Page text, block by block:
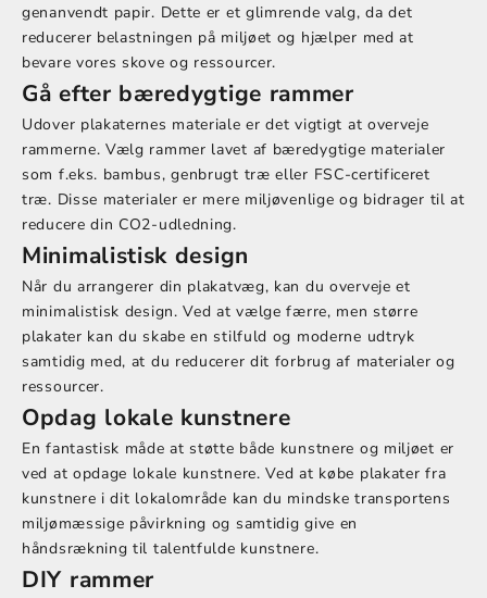
genanvendt papir. Dette er et glimrende valg, da det
reducerer belastningen på miljøet og hjælper med at
bevare vores skove og ressourcer.
Gå efter bæredygtige rammer
Udover plakaternes materiale er det vigtigt at overveje
rammerne. Vælg rammer lavet af bæredygtige materialer
som f.eks. bambus, genbrugt træ eller FSC-certificeret
træ. Disse materialer er mere miljøvenlige og bidrager til at
reducere din CO2-udledning.
Minimalistisk design
Når du arrangerer din plakatvæg, kan du overveje et
minimalistisk design. Ved at vælge færre, men større
plakater kan du skabe en stilfuld og moderne udtryk
samtidig med, at du reducerer dit forbrug af materialer og
ressourcer.
Opdag lokale kunstnere
En fantastisk måde at støtte både kunstnere og miljøet er
ved at opdage lokale kunstnere. Ved at købe plakater fra
kunstnere i dit lokalområde kan du mindske transportens
miljømæssige påvirkning og samtidig give en
håndsrækning til talentfulde kunstnere.
DIY rammer